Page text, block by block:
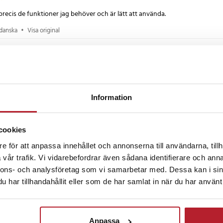
Information
för att anpassa innehållet och annonserna till användarna,
trafik. Vi vidarebefordrar även sådana identifierare och
och analysföretag som vi samarbetar med. Dessa kan i
har tillhandahållit eller som de har samlat in när du har
Anpassa
hela dagen, även i
som handtvätt eller lättare
och enklare vardag
med en kompatibel Doro-
användas tillsammans med
gör det möjligt att snabbt
om du behöver hjälp. I
två armband i olika
kan variera utseendet efter stil
de funktioner jag behöver och är lätt att använda.
• Visa original
så jag kan inte säga så mycket just nu. Men hon var glad över den.